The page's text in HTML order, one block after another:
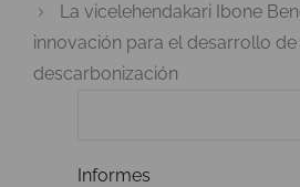
La vicelehendakari Ibone
innovación para el desarrollo de
descarbonización
Informes